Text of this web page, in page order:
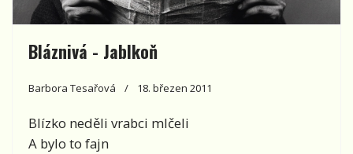
Bláznivá - Jablkoň
Barbora Tesařová 18. březen 2011
Blízko neděli vrabci mlčeli
A bylo to fajn